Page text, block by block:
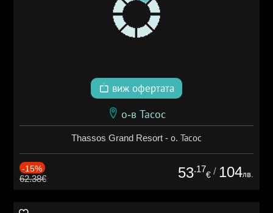
виж офертата
о-в Тасос
Thassos Grand Resort - о. Тасос
-15%
62.38€ 53.17
€ / 104лв.